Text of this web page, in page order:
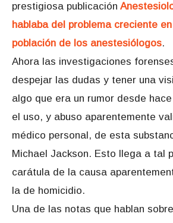
prestigiosa publicación
hablaba del problema creciente
población de los anestesiólogos.
Ahora las investigaciones
despejar las dudas y tener una
algo que era un rumor desde
el uso, y abuso aparentemente
médico personal, de esta
Michael Jackson. Esto llega a tal
carátula de la causa
la de homicidio.
Una de las notas que hablan